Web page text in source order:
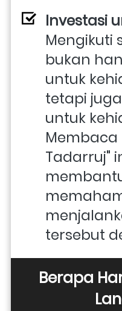
Investasi
Mengikuti
bukan
untuk
tetapi
untuk
Membaca
Tadarruj"
tersebut
Berapa